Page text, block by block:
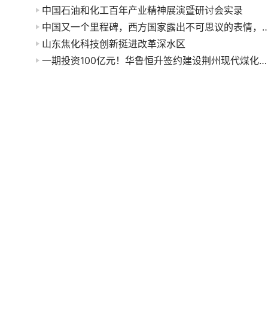
中国石油和化工百年产业精神展演暨研讨会实录
中国又一个里程碑，西方国家露
山东焦化科技创新挺进改革深水区
一期投资100亿元！华鲁恒升签约建设荆州现代煤化工基地